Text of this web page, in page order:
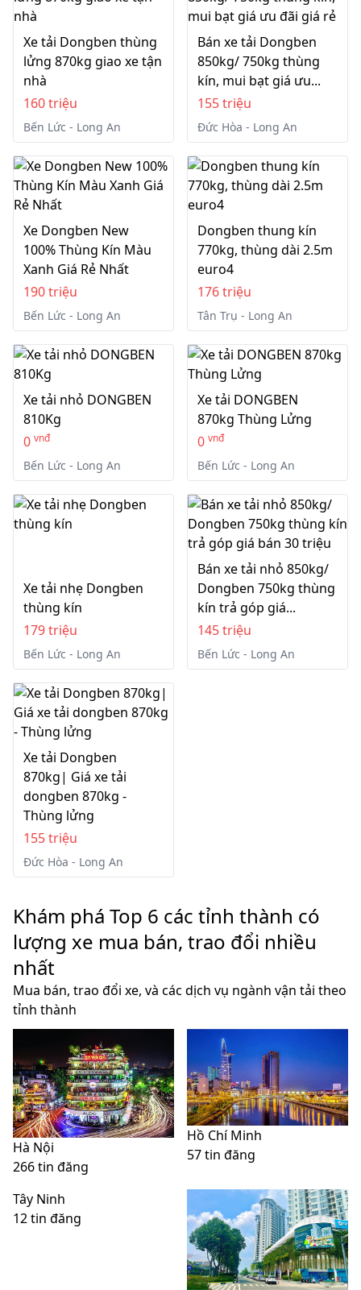
Xe tải Dongben thùng
lửng 870kg giao xe tận
nhà
160 triệu
Bến Lức - Long An
Bán xe tải Dongben
850kg/ 750kg thùng
kín, mui bạt giá ưu...
155 triệu
Đức Hòa - Long An
Xe Dongben New
100% Thùng Kín Màu
Xanh Giá Rẻ Nhất
190 triệu
Bến Lức - Long An
Dongben thung kín
770kg, thùng dài 2.5m
euro4
176 triệu
Tân Trụ - Long An
Xe tải nhỏ DONGBEN
810Kg
0 vnđ
Bến Lức - Long An
Xe tải DONGBEN
870kg Thùng Lửng
0 vnđ
Bến Lức - Long An
Xe tải nhẹ Dongben
thùng kín
179 triệu
Bến Lức - Long An
Bán xe tải nhỏ 850kg/
Dongben 750kg thùng
kín trả góp giá...
145 triệu
Bến Lức - Long An
Xe tải Dongben
870kg| Giá xe tải
dongben 870kg -
Thùng lửng
155 triệu
Đức Hòa - Long An
Khám phá Top 6 các tỉnh thành có
lượng xe mua bán, trao đổi nhiều
nhất
Mua bán, trao đổi xe, và các dịch vụ ngành vận tải theo
tỉnh thành
Hà Nội
266 tin đăng
Hồ Chí Minh
57 tin đăng
Tây Ninh
12 tin đăng